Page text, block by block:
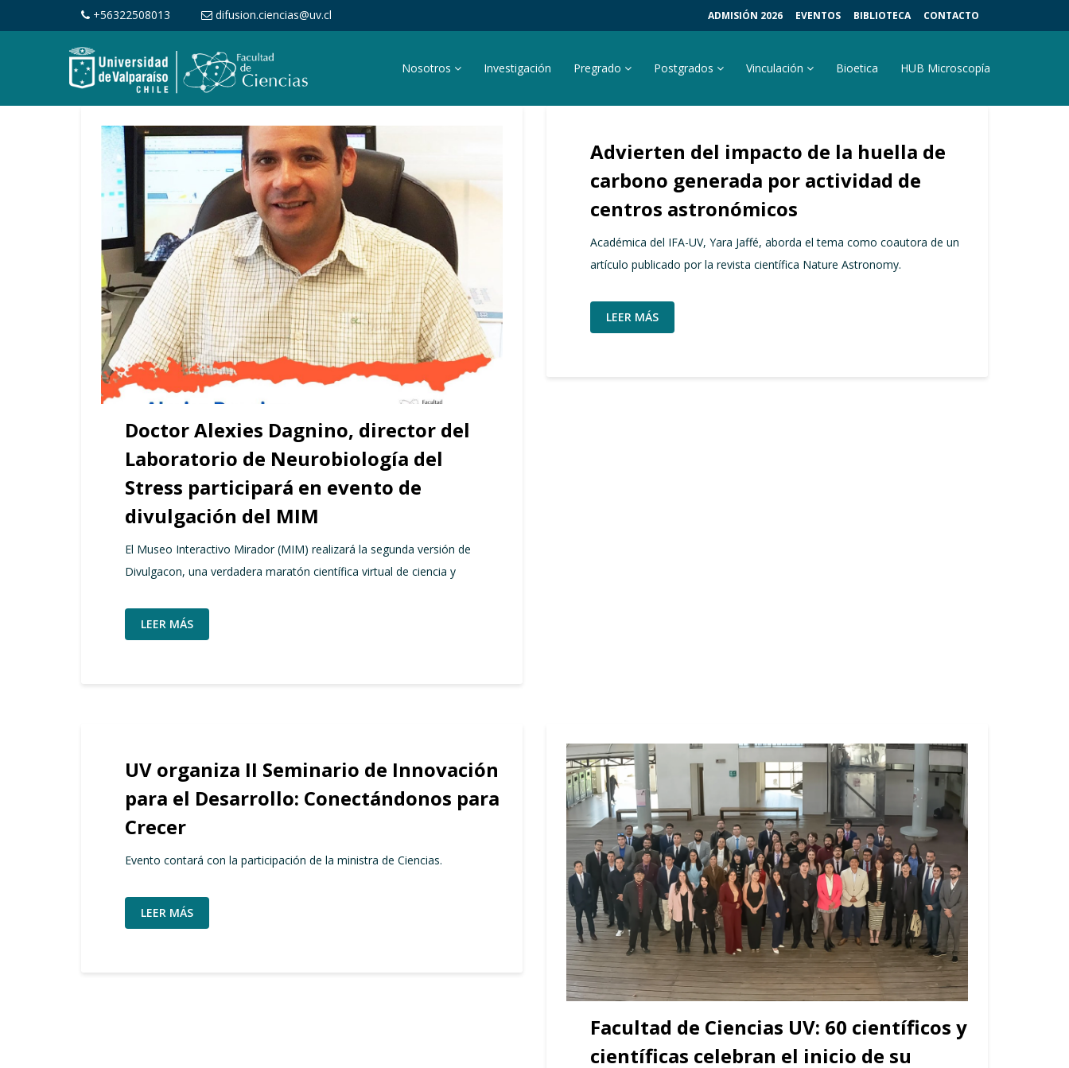
+56322508013 difusion.ciencias@uv.cl ADMISIÓN 2026 EVENTOS BIBLIOTECA CONTACTO
Nosotros Investigación Pregrado Postgrados Vinculación Bioetica HUB Microscopía
Doctor Alexies Dagnino, director del
Laboratorio de Neurobiología del
Stress participará en evento de
divulgación del MIM
El Museo Interactivo Mirador (MIM) realizará la segunda versión de
Divulgacon, una verdadera maratón científica virtual de ciencia y
LEER MÁS
Advierten del impacto de la huella de
carbono generada por actividad de
centros astronómicos
Académica del IFA-UV, Yara Jaffé, aborda el tema como coautora de un
artículo publicado por la revista científica Nature Astronomy.
LEER MÁS
UV organiza II Seminario de Innovación
para el Desarrollo: Conectándonos para
Crecer
Evento contará con la participación de la ministra de Ciencias.
LEER MÁS
Facultad de Ciencias UV: 60 científicos y
científicas celebran el inicio de su